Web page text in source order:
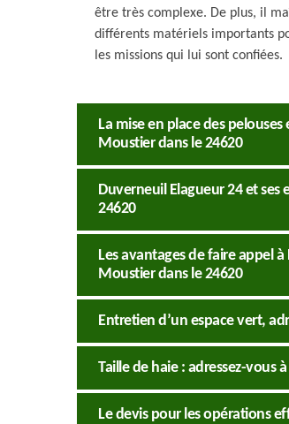
être très complexe. De plus, il
différents matériels importants
les missions qui lui sont confiées.
La mise en place des
Moustier dans le 24620
Duverneuil Elagueur 24 et ses
24620
Les avantages de faire appel
Moustier dans le 24620
Entretien d’un espace vert,
Taille de haie : adressez-vous
Le devis pour les opérations